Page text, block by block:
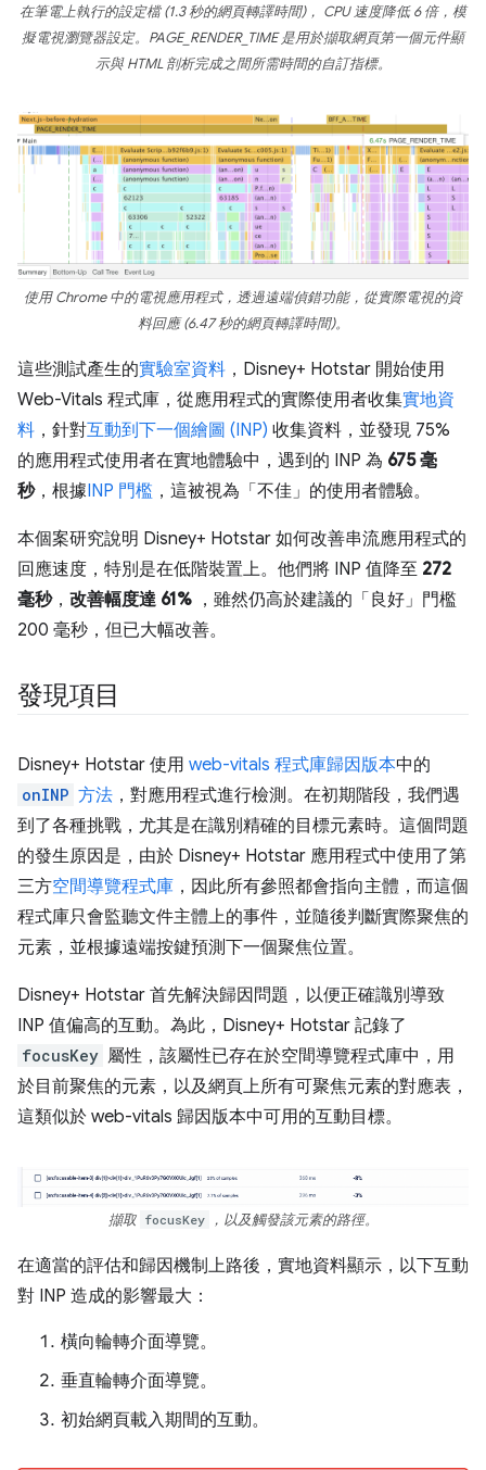
在筆電上執行的設定檔 (1.3 秒的網頁轉譯時間)， CPU 速度降低 6 倍，模
擬電視瀏覽器設定。PAGE_RENDER_TIME 是用於擷取網頁第一個元件顯
示與 HTML 剖析完成之間所需時間的自訂指標。
使用 Chrome 中的電視應用程式，透過遠端偵錯功能，從實際電視的資
料回應 (6.47 秒的網頁轉譯時間)。
這些測試產生的實驗室資料 ，Disney+ Hotstar 開始使用
Web-Vitals 程式庫，從應用程式的實際使用者收集實地資
料 ，針對互動到下一個繪圖 (INP) 收集資料，並發現 75%
的應用程式使用者在實地體驗中，遇到的 INP 為 675 毫
秒，根據INP 門檻 ，這被視為「不佳」的使用者體驗。
本個案研究說明 Disney+ Hotstar 如何改善串流應用程式的
回應速度，特別是在低階裝置上。他們將 INP 值降至 272
毫秒， 改善幅度達 61% ，雖然仍高於建議的「良好」門檻
200 毫秒，但已大幅改善。
發現項目
Disney+ Hotstar 使用 web-vitals 程式庫歸因版本中的
onINP 方法 ，對應用程式進行檢測。在初期階段，我們遇
到了各種挑戰，尤其是在識別精確的目標元素時。這個問題
的發生原因是，由於 Disney+ Hotstar 應用程式中使用了第
三方空間導覽程式庫 ，因此所有參照都會指向主體，而這個
程式庫只會監聽文件主體上的事件，並隨後判斷實際聚焦的
元素，並根據遠端按鍵預測下一個聚焦位置。
Disney+ Hotstar 首先解決歸因問題，以便正確識別導致
INP 值偏高的互動。為此，Disney+ Hotstar 記錄了
focusKey 屬性，該屬性已存在於空間導覽程式庫中，用
於目前聚焦的元素，以及網頁上所有可聚焦元素的對應表，
這類似於 web-vitals 歸因版本中可用的互動目標。
擷取 focusKey ，以及觸發該元素的路徑。
在適當的評估和歸因機制上路後，實地資料顯示，以下互動
對 INP 造成的影響最大：
橫向輪轉介面導覽。
垂直輪轉介面導覽。
初始網頁載入期間的互動。